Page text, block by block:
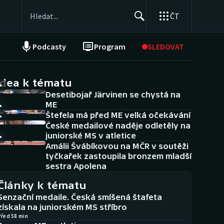
ČT
Podcasty Program SLEDOVAT
NEPŘEHLÉDNĚTE
Historické návraty
Aplikace ČT sport
AZ kvíz
k tématu
Desetibojař Järvinen se chystá na
ME
Štefela má před ME velká očekávání
České medailové naděje odletěly na
juniorské MS v atletice
Amálii Švábíkovou na MČR v soutěži
tyčkařek zastoupila bronzem mladší
sestra Apolena
k tématu
medaile. Česká smíšená štafeta
na juniorském MS stříbro
58 min